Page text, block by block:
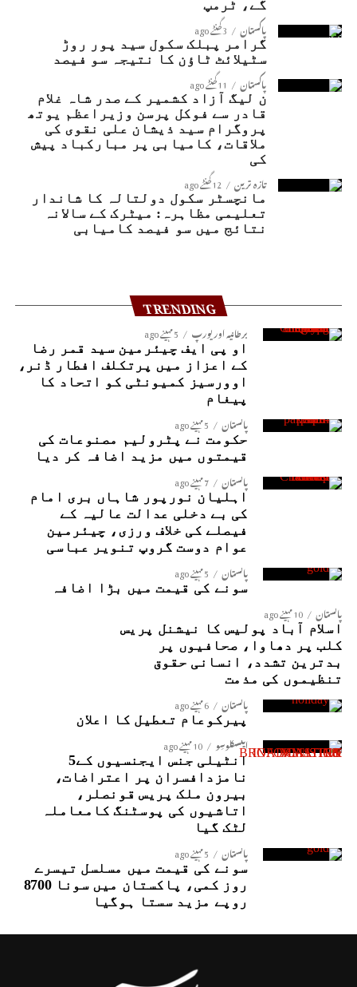
گے، ٹرمپ
پاکستان 3 گھنٹے ago
گرامر پبلک سکول سید پور روڑ
سٹیلائٹ ٹاؤن کا نتیجہ سو فیصد
پاکستان 11 گھنٹے ago
ن لیگ آزاد کشمیر کے صدر شاہ غلام
قادر سے فوکل پرسن وزیراعظم یوتھ
پروگرام سید ذیشان علی نقوی کی
ملاقات، کامیابی پر مبارکباد پیش
کی
تازہ ترین 12 گھنٹے ago
مانچسٹر سکول دولتالہ کا شاندار
تعلیمی مظاہرہ: میٹرک کے سالانہ
نتائج میں سو فیصد کامیابی
TRENDING
برطانیہ اور یورپ 5 مہینے ago
او پی ایف چیئرمین سید قمر رضا
کے اعزاز میں پرتکلف افطار ڈنر،
اوورسیز کمیونٹی کو اتحاد کا
پیغام
پاکستان 5 مہینے ago
حکومت نے پٹرولیم مصنوعات کی
قیمتوں میں مزید اضافہ کر دیا
پاکستان 7 مہینے ago
اہلیان نورپور شاہاں بری امام
کی بے دخلی عدالت عالیہ کے
فیصلے کی خلاف ورزی، چیئرمین
عوام دوست گروپ تنویر عباسی
پاکستان 5 مہینے ago
سونے کی قیمت میں بڑا اضافہ
پاکستان 10 مہینے ago
اسلام آباد پولیس کا نیشنل پریس
کلب پر دھاوا، صحافیوں پر
بدترین تشدد، انسانی حقوق
تنظیموں کی مذمت
پاکستان 6 مہینے ago
پیرکوعام تعطیل کا اعلان
ایکسکلوسِو 10 مہینے ago
انٹیلی جنس ایجنسیوں کے5
نامزدافسران پر اعتراضات،
بیرون ملک پریس قونصلر،
اتاشیوں کی پوسٹنگ کامعاملہ
لٹک گیا
پاکستان 5 مہینے ago
سونے کی قیمت میں مسلسل تیسرے
روز کمی، پاکستان میں سونا 8700
روپے مزید سستا ہوگیا